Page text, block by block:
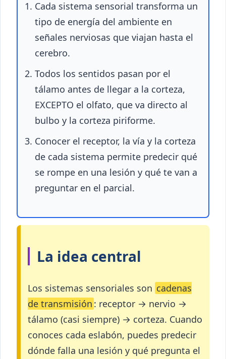
Cada sistema sensorial transforma un
tipo de energía del ambiente en
señales nerviosas que viajan hasta el
cerebro.
Todos los sentidos pasan por el
tálamo antes de llegar a la corteza,
EXCEPTO el olfato, que va directo al
bulbo y la corteza piriforme.
Conocer el receptor, la vía y la corteza
de cada sistema permite predecir qué
se rompe en una lesión y qué te van a
preguntar en el parcial.
La idea central
Los sistemas sensoriales son cadenas
de transmisión : receptor → nervio →
tálamo (casi siempre) → corteza. Cuando
conoces cada eslabón, puedes predecir
dónde falla una lesión y qué pregunta el